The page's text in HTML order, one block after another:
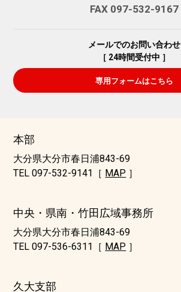
FAX 097-532-9167
メールでのお問い合わせ
［ 24時間受付中 ］
専用フォームはこちら
本部
大分県大分市春日浦843-69
TEL 097-532-9141［ MAP ］
中央・県南・竹田広域事務所
大分県大分市春日浦843-69
TEL 097-536-6311［ MAP ］
久大支部